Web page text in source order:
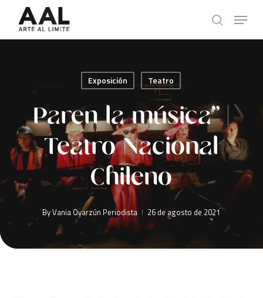
main
search
Menu
Exposición Teatro
Paren la música” |
Teatro Nacional
Chileno
ByVania Oyarzún Periodista 26 de agosto de 2021